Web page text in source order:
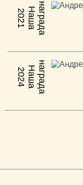
2021 Н
а
ш
ан
а
г
р
а
да
2024 Н
а
ш
ан
а
г
р
а
да